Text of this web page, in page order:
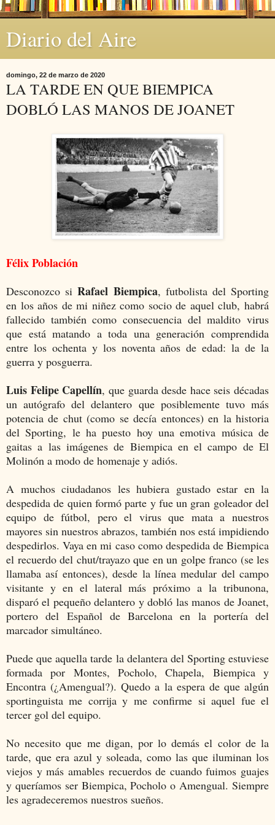
Diario del Aire
domingo, 22 de marzo de 2020
LA TARDE EN QUE BIEMPICA
DOBLÓ LAS MANOS DE JOANET
Félix Población
Desconozco siRafael Biempica, futbolista del Sporting
en los años de mi niñez como socio de aquel club, habrá
fallecido también como consecuencia del maldito virus
que está matando a toda una generación comprendida
entre los ochenta y los noventa años de edad: la de la
guerra y posguerra.
Luis Felipe Capellín, que guarda desde hace seis décadas
un autógrafo del delantero que posiblemente tuvo más
potencia de chut (como se decía entonces) en la historia
del Sporting, le ha puesto hoy una emotiva música de
gaitas a las imágenes de Biempica en el campo de El
Molinón a modo de homenaje y adiós.
A muchos ciudadanos les hubiera gustado estar en la
despedida de quien formó parte y fue un gran goleador del
equipo de fútbol, pero el virus que mata a nuestros
mayores sin nuestros abrazos, también nos está impidiendo
despedirlos. Vaya en mi caso como despedida de Biempica
el recuerdo del chut/trayazo que en un golpe franco (se les
llamaba así entonces), desde la línea medular del campo
visitante y en el lateral más próximo a la tribunona,
disparó el pequeño delantero y dobló las manos de Joanet,
portero del Español de Barcelona en la portería del
marcador simultáneo.
Puede que aquella tarde la delantera del Sporting estuviese
formada por Montes, Pocholo, Chapela, Biempica y
Encontra (¿Amengual?). Quedo a la espera de que algún
sportinguista me corrija y me confirme si aquel fue el
tercer gol del equipo.
No necesito que me digan, por lo demás el color de la
tarde, que era azul y soleada, como las que iluminan los
viejos y más amables recuerdos de cuando fuimos guajes
y queríamos ser Biempica, Pocholo o Amengual. Siempre
les agradeceremos nuestros sueños.